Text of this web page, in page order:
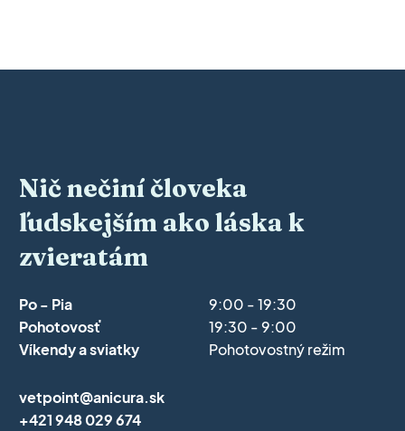
Nič nečiní človeka
ľudskejším ako láska k
zvieratám
Po - Pia
Pohotovosť
Víkendy a sviatky
9:00 - 19:30
19:30 - 9:00
Pohotovostný režim
vetpoint@anicura.sk
+421 948 029 674